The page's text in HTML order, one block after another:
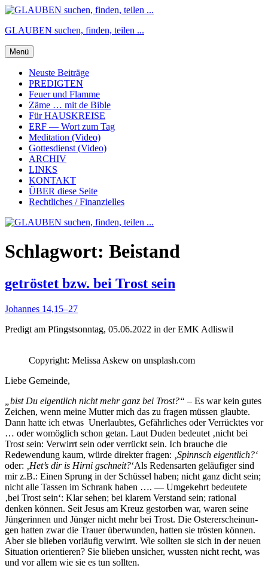
Zum
springen
GLAUBEN suchen, finden, teilen ...
Menü
Neuste Beiträge
PREDIGTEN
Feuer und Flamme
Zäme … mit de Bible
Für HAUSKREISE
ERF — Wort zum Tag
Meditation (Video)
Gottesdienst (Video)
ARCHIV
LINKS
KONTAKT
ÜBER diese Seite
Rechtliches / Finanzielles
Schlagwort: Beistand
getröstet bzw. bei Trost sein
Johannes 14,15–27
Predigt am Pfin­gst­son­ntag, 05.06.2022 in der EMK Adliswil
Copy­right: Melis­sa Askew on unsplash.com
Liebe Gemeinde,
„bist Du eigentlich nicht mehr ganz bei Trost?“ – Es war kein gutes
Zeichen, wenn meine Mut­ter mich das zu fra­gen müssen glaubte.
Dann hat­te ich etwas Uner­laubtes, Gefährlich­es oder Ver­rück­tes vor
… oder wom­öglich schon getan. Laut Duden bedeutet ‚nicht bei
Trost sein: Ver­wirrt sein oder ver­rückt sein. Ich brauche die
Redewen­dung kaum, würde direk­ter fra­gen: ‚Spinnsch eigentlich?‘
oder:
‚Het’s dir is Hirni gschneit?‘Als Reden­sarten geläu­figer sind
mir z.B.: Einen Sprung in der Schüs­sel haben; nicht ganz dicht sein;
nicht alle Tassen im Schrank haben …. — Umgekehrt bedeutete
‚bei Trost sein‘: Klar sehen; bei klarem Ver­stand sein; ratio­nal
denken kön­nen. Seit Jesus am Kreuz gestor­ben war, waren seine
Jün­gerin­nen und Jünger nicht mehr bei Trost. Die Oster­erschei­n­un­
gen hat­ten zwar die Trauer über­wun­den, hat­ten sie trösten kön­nen.
Aber sie blieben vor­läu­fig ver­wirrt. Wie soll­ten sie sich in der neuen
Sit­u­a­tion ori­en­tieren? Sie blieben unsich­er, wussten nicht recht, was
und vor allem wie sie es tun sollten.